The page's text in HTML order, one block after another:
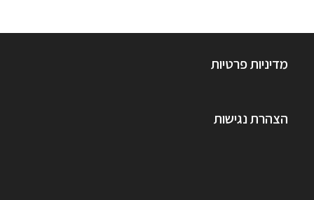
מדיניות פרטיות
הצהרת נגישות